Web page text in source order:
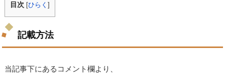
目次 [ひらく]
記載方法
当記事下にあるコメント欄より、